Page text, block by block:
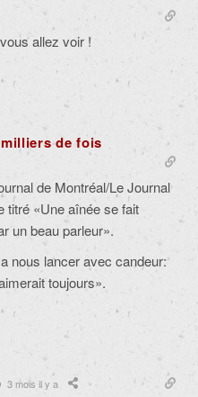
allez voir !
de fois
de Montréal/Le Journal
titré «Une aînée se fait
un beau parleur».
nous lancer avec candeur:
toujours».
3 mois il y a